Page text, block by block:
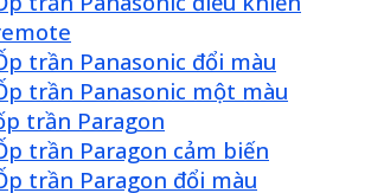
trần Panasonic đổi màu
trần Panasonic một màu
trần Paragon
trần Paragon cảm biến
trần Paragon đổi màu